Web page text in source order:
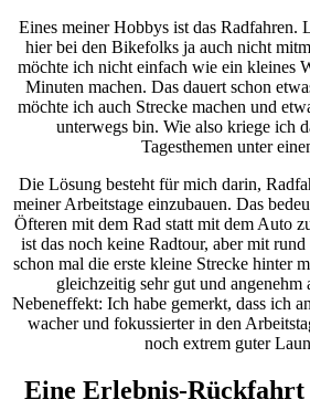
Eines meiner Hobbys ist das Radfahren.
hier bei den Bikefolks ja auch nicht
möchte ich nicht einfach wie ein kleines
Minuten machen. Das dauert schon
möchte ich auch Strecke machen und
unterwegs bin. Wie also kriege ich
Tagesthemen unter
Die Lösung besteht für mich darin,
meiner Arbeitstage einzubauen. Das
Öfteren mit dem Rad statt mit dem Auto
ist das noch keine Radtour, aber mit
schon mal die erste kleine Strecke hinter
gleichzeitig sehr gut und
Nebeneffekt: Ich habe gemerkt, dass ich
wacher und fokussierter in den
noch extrem guter
Eine Erlebnis-Rückfahrt